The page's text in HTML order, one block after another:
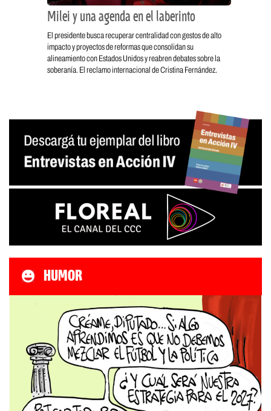
Milei y una agenda en el laberinto
El presidente busca recuperar centralidad con gestos de alto
impacto y proyectos de reformas que consolidan su
alineamiento con Estados Unidos y reabren debates sobre la
soberanía. El reclamo internacional de Cristina Fernández.
HUMOR